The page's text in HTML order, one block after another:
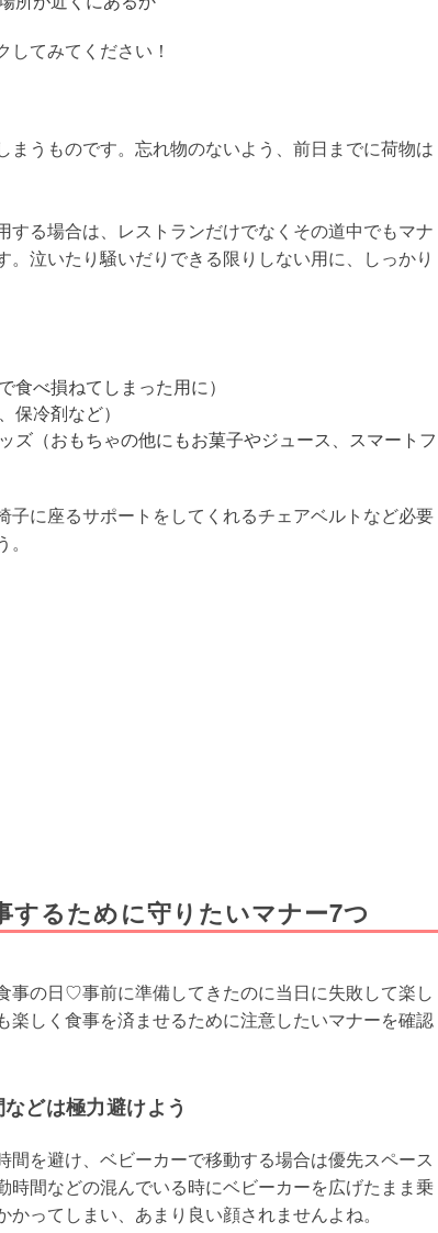
てみてください！
まうものです。忘れ物のないよう、前日までに荷物は
する場合は、レストランだけでなくその道中でもマナ
。泣いたり騒いだりできる限りしない用に、しっかり
食べ損ねてしまった用に）
保冷剤など）
ズ（おもちゃの他にもお菓子やジュース、スマートフ
子に座るサポートをしてくれるチェアベルトなど必要
するために守りたいマナー7つ
事の日♡事前に準備してきたのに当日に失敗して楽し
楽しく食事を済ませるために注意したいマナーを確認
どは極力避けよう
間を避け、ベビーカーで移動する場合は優先スペース
時間などの混んでいる時にベビーカーを広げたまま乗
ってしまい、あまり良い顔されませんよね。